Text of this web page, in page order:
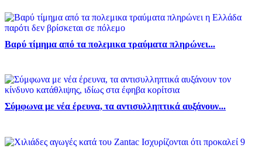
Βαρύ τίμημα από τα πολεμικα τραύματα πληρώνει...
Σύμφωνα με νέα έρευνα, τα αντισυλληπτικά αυξάνουν...